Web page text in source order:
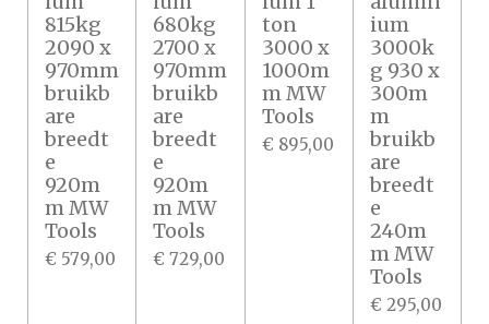
815kg
2090 x
970mm
bruikb
are
breedt
e
920m
m MW
Tools
€ 579,00
680kg
2700 x
970mm
bruikb
are
breedt
e
920m
m MW
Tools
€ 729,00
ton
3000 x
1000m
m MW
Tools
€ 895,00
ium
3000k
g 930 x
300m
m
bruikb
are
breedt
e
240m
m MW
Tools
€ 295,00